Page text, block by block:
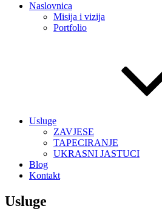
Naslovnica
Misija i vizija
Portfolio
Usluge
ZAVJESE
TAPECIRANJE
UKRASNI JASTUCI
Blog
Kontakt
Usluge